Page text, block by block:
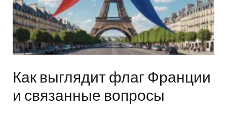
Как выглядит флаг Франции
и связанные вопросы